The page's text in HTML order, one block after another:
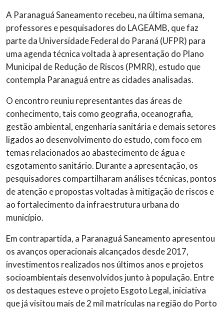
A Paranaguá Saneamento recebeu, na última semana,
professores e pesquisadores do LAGEAMB, que faz
parte da Universidade Federal do Paraná (UFPR) para
uma agenda técnica voltada à apresentação do Plano
Municipal de Redução de Riscos (PMRR), estudo que
contempla Paranaguá entre as cidades analisadas.
O encontro reuniu representantes das áreas de
conhecimento, tais como geografia, oceanografia,
gestão ambiental, engenharia sanitária e demais setores
ligados ao desenvolvimento do estudo, com foco em
temas relacionados ao abastecimento de água e
esgotamento sanitário. Durante a apresentação, os
pesquisadores compartilharam análises técnicas, pontos
de atenção e propostas voltadas à mitigação de riscos e
ao fortalecimento da infraestrutura urbana do
município.
Em contrapartida, a Paranaguá Saneamento apresentou
os avanços operacionais alcançados desde 2017,
investimentos realizados nos últimos anos e projetos
socioambientais desenvolvidos junto à população. Entre
os destaques esteve o projeto Esgoto Legal, iniciativa
que já visitou mais de 2 mil matrículas na região do Porto